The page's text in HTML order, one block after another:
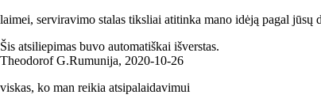
laimei, serviravimo stalas tiksliai atitinka mano idėją pagal jūsų
Šis atsiliepimas buvo automatiškai išverstas.
Theodorof G.Rumunija, 2020‑10‑26
viskas, ko man reikia atsipalaidavimui